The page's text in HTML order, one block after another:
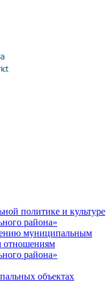
политике и культуре
района»
муниципальным
отношениям
района»
объектах